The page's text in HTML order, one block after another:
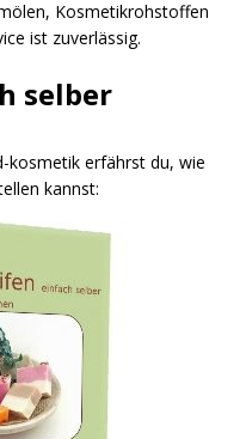
Kosmetikrohstoffen
ist zuverlässig.
selber
kosmetik erfährst du, wie
kannst: